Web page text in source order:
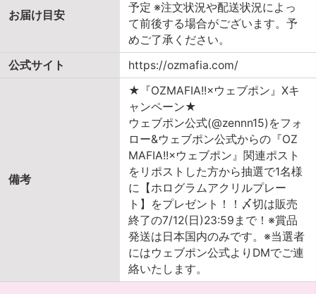
お届け目安
予定 ※注文状況や配送状況によっ
て前後する場合がございます。予
めご了承ください。
公式サイト
https://ozmafia.com/
備考
★『OZMAFIA!!×ウェブポン』Xキ
ャンペーン★
ウェブポン公式(@zennn15)をフォ
ロー&ウェブポン公式からの『OZ
MAFIA!!×ウェブポン』関連ポスト
をリポストした方から抽選で1名様
に【ホログラムアクリルプレー
ト】をプレゼント！！〆切は販売
終了の7/12(日)23:59まで！※賞品
発送は日本国内のみです。※当選者
にはウェブポン公式よりDMでご連
絡いたします。